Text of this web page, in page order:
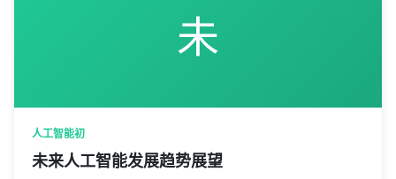
未
人工智能初
未来人工智能发展趋势展望